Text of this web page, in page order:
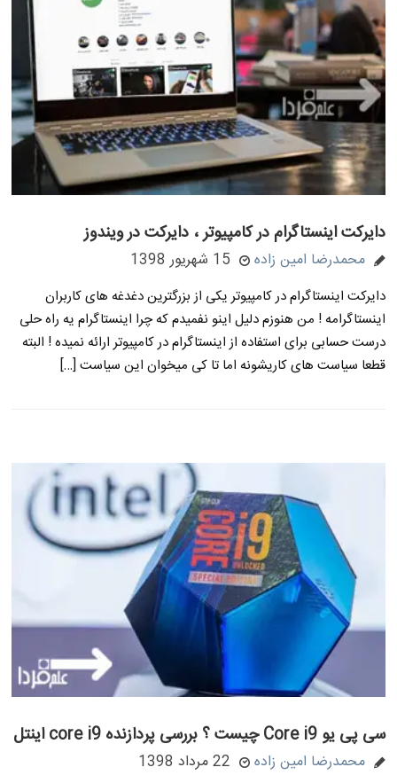
دایرکت اینستاگرام در کامپیوتر ، دایرکت در ویندوز
محمدرضا امین زاده 15 شهریور 1398
دایرکت اینستاگرام در کامپیوتر یکی از بزرگترین دغدغه های کاربران
اینستاگرامه ! من هنوزم دلیل اینو نفمیدم که چرا اینستاگرام یه راه حلی
درست حسابی برای استفاده از اینستاگرام در کامپیوتر ارائه نمیده ! البته
قطعا سیاست های کاریشونه اما تا کی میخوان این سیاست […]
سی پی یو Core i9 چیست ؟ بررسی پردازنده core i9 اینتل
محمدرضا امین زاده 22 مرداد 1398